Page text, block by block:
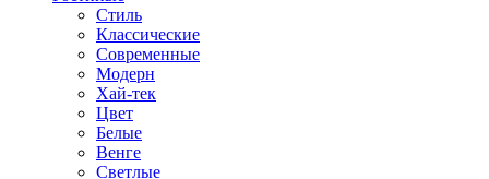
Стиль
Классические
Современные
Модерн
Хай-тек
Цвет
Белые
Венге
Светлые